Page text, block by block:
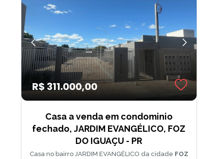
R$ 311.000,00
Casa a venda em condominio
fechado, JARDIM EVANGÉLICO, FOZ
DO IGUAÇU - PR
Casa no bairro JARDIM EVANGÉLICO da cidade FOZ